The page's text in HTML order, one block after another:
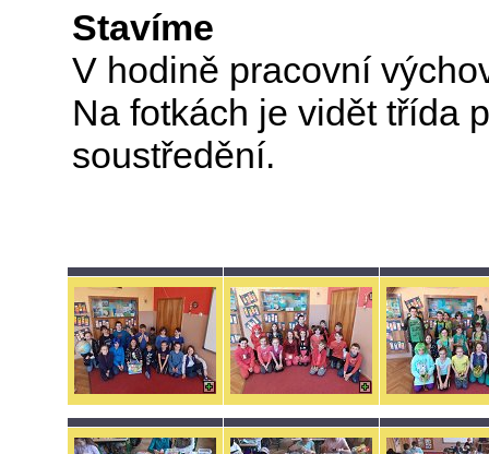
Stavíme
V hodině pracovní
Na fotkách je vidět třída
soustředění.